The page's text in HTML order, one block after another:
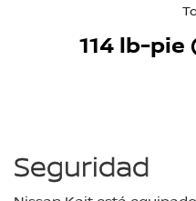
114 lb-pie
Seguridad